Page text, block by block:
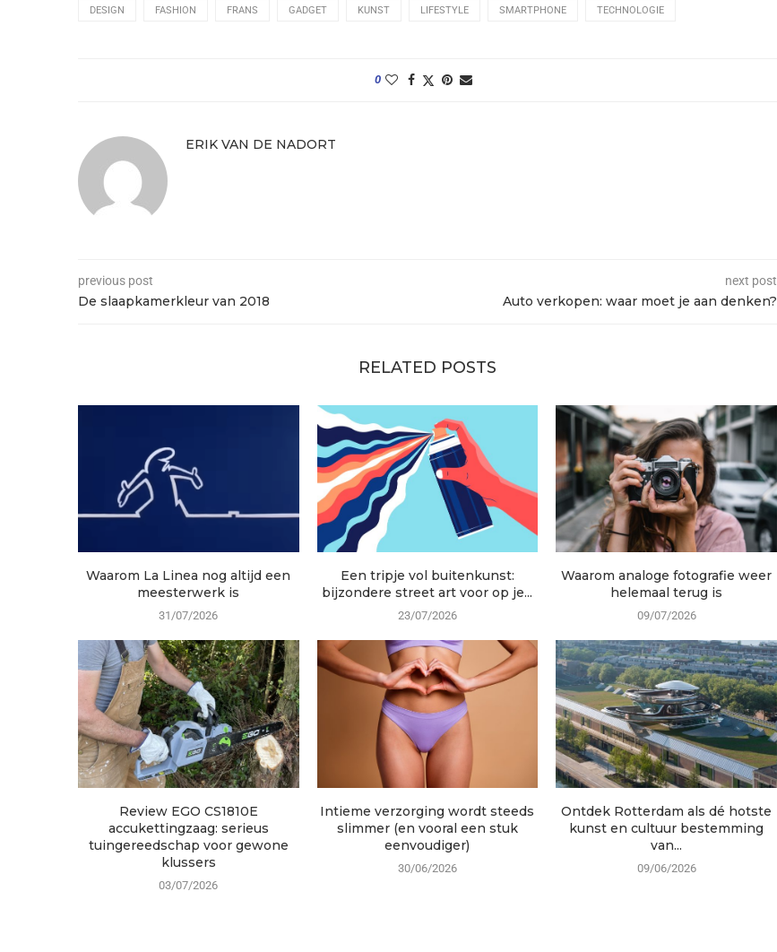
DESIGN FASHION FRANS GADGET KUNST LIFESTYLE SMARTPHONE TECHNOLOGIE
0
ERIK VAN DE NADORT
previous post
De slaapkamerkleur van 2018
next post
Auto verkopen: waar moet je aan denken?
RELATED POSTS
Waarom La Linea nog altijd een
meesterwerk is
31/07/2026
Een tripje vol buitenkunst:
bijzondere street art voor op je...
23/07/2026
Waarom analoge fotografie weer
helemaal terug is
09/07/2026
Review EGO CS1810E
accukettingzaag: serieus
tuingereedschap voor gewone
klussers
03/07/2026
Intieme verzorging wordt steeds
slimmer (en vooral een stuk
eenvoudiger)
30/06/2026
Ontdek Rotterdam als dé hotste
kunst en cultuur bestemming
van...
09/06/2026